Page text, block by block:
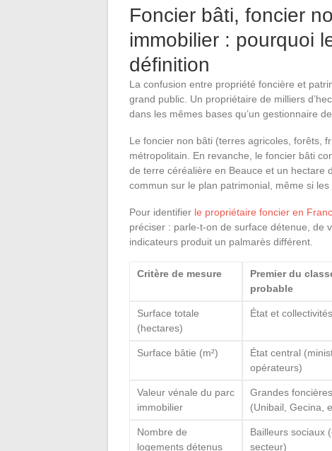
Foncier bâti, foncier
immobilier : pourquoi
définition
La confusion entre propriété foncière et
grand public. Un propriétaire de milliers
dans les mêmes bases qu’un gestionnaire
Le foncier non bâti (terres agricoles, forêts,
métropolitain. En revanche, le foncier bâti
de terre céréalière en Beauce et un hectare
commun sur le plan patrimonial, même si
Pour identifier le propriétaire foncier en
préciser : parle-t-on de surface détenue, de
indicateurs produit un palmarès différent.
Critère de mesure
Premier du
probable
Surface totale
(hectares)
État et
Surface bâtie (m²)
État central
opérateurs)
Valeur vénale du parc
immobilier
Grandes
(Unibail, Gecina,
Nombre de
logements détenus
Bailleurs sociaux
secteur)